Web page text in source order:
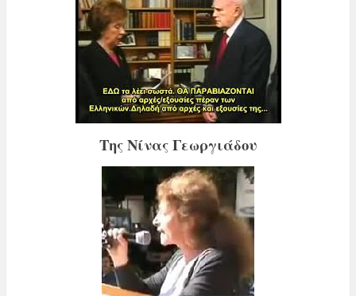
Της Νίνας Γεωργιάδου